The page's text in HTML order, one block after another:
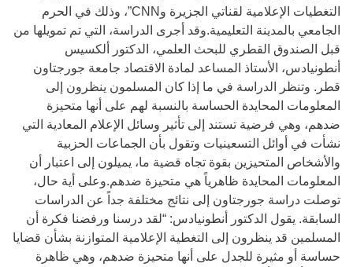
التغطيات الإعلامية لقناتي الجزيرة وCNN”، وذلك في الحرم
الجامعي بالمدينة التعليمية.وقد أجرى الدراسة، التي تم تمويلها من
قبل الصندوق القطري للبحث العلمي، الدكتور ألكسيس
أنطونيادس، الأستاذ المساعد لمادة الاقتصاد جامعة جورجتاون
قطر. وتنظر الدراسة في ما إذا كان المسلمون ينظرون إلى
المعلومات المحايدة الحساسة بالنسبة لهم على أنها متحيزة
ضدهم، وهي فرضية تستند إلى تأثير وسائل الإعلام المعادية التي
نشأت في أوائل التسعينيات وتقول بأن الجماعات الحزبية
والأشخاص المتحيزين بقوة تجاه قضية ما، يميلون إلى اعتبار أن
المعلومات المحايدة ظاهرياً هي متحيزة ضدهم.وعلى أية حال،
توصلت دراسة جورجتاون إلى نتائج مختلفة جداً عن الدراسات
السابقة. يقول الدكتور أنطونيادس: “لقد درسنا ورفضنا فكرة أن
المسلمين قد ينظرون إلى التغطية الإعلامية المتوازنة بشأن قضايا
حساسة أو مثيرة للجدل على أنها متحيزة ضدهم، وهي ظاهرة